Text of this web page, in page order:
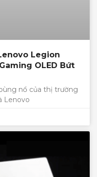
Legion
OLED Bứt
nổ của thị trường
Lenovo